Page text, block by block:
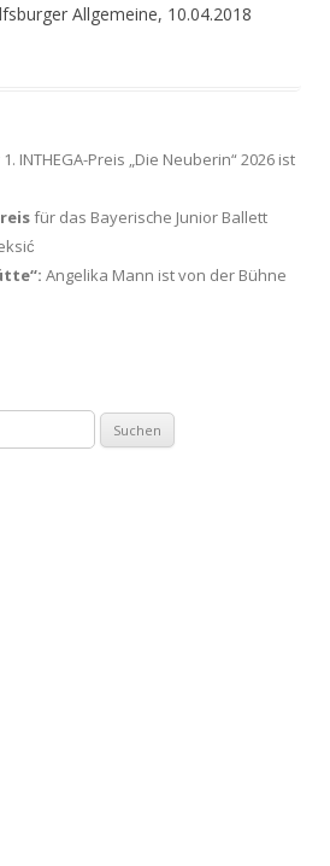
Allgemeine, 10.04.2018
INTHEGA-Preis „Die Neuberin“ 2026 ist
für das Bayerische Junior Ballett
Angelika Mann ist von der Bühne